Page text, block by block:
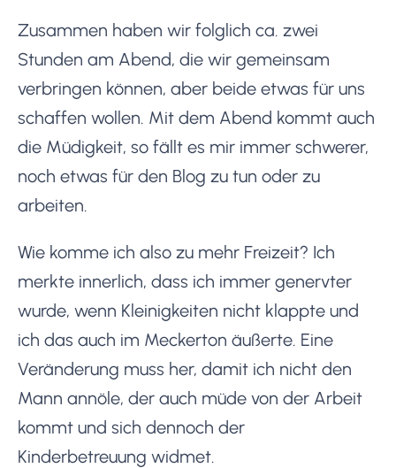
Zusammen haben wir folglich ca. zwei
Stunden am Abend, die wir gemeinsam
verbringen können, aber beide etwas für uns
schaffen wollen. Mit dem Abend kommt auch
die Müdigkeit, so fällt es mir immer schwerer,
noch etwas für den Blog zu tun oder zu
arbeiten.
Wie komme ich also zu mehr Freizeit? Ich
merkte innerlich, dass ich immer genervter
wurde, wenn Kleinigkeiten nicht klappte und
ich das auch im Meckerton äußerte. Eine
Veränderung muss her, damit ich nicht den
Mann annöle, der auch müde von der Arbeit
kommt und sich dennoch der
Kinderbetreuung widmet.